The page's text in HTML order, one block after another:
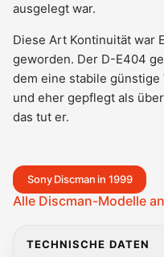
ausgelegt war.
Diese Art Kontinuität war
geworden. Der D-E404
dem eine stabile
und eher gepflegt als
das tut er.
Sony Discman in 1999
Alle Discman-Modelle
TECHNISCHE DATEN